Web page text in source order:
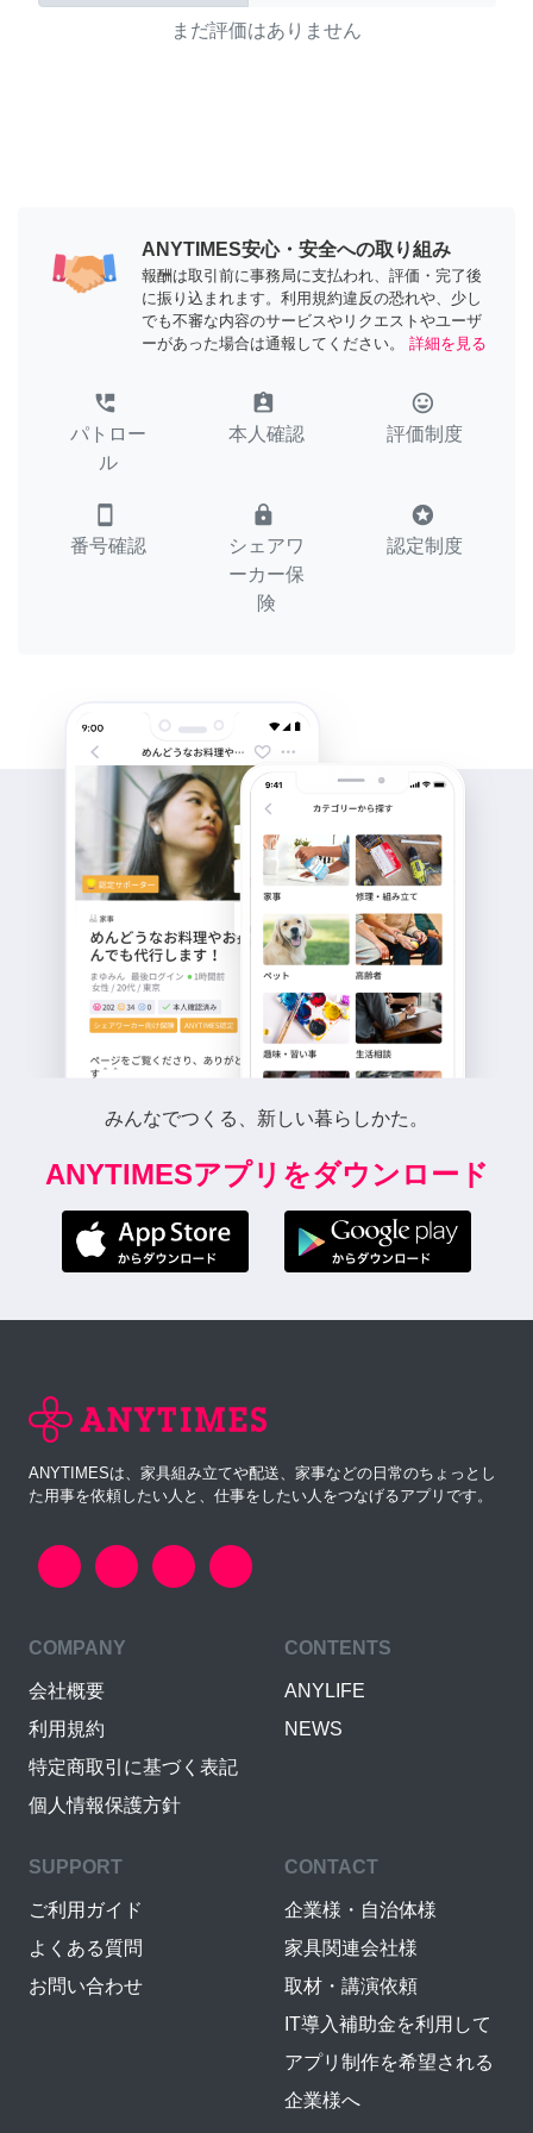
まだ評価はありません
ANYTIMES安心・安全への取り組み
報酬は取引前に事務局に支払われ、評価・完了後
に振り込まれます。利用規約違反の恐れや、少し
でも不審な内容のサービスやリクエストやユーザ
ーがあった場合は通報してください。
詳細を見る
perm_phone_msg
パトロー
ル
assignment_ind
本人確認
tag_faces
評価制度
smartphone
番号確認
lock
シェアワ
ーカー保
険
stars
認定制度
みんなでつくる、新しい暮らしかた。
ANYTIMESアプリをダウンロード
ANYTIMESは、家具組み立てや配送、家事などの日常のちょっとし
た用事を依頼したい人と、仕事をしたい人をつなげるアプリです。
COMPANY
会社概要
利用規約
特定商取引に基づく表記
個人情報保護方針
CONTENTS
ANYLIFE
NEWS
SUPPORT
ご利用ガイド
よくある質問
お問い合わせ
CONTACT
企業様・自治体様
家具関連会社様
取材・講演依頼
IT導入補助金を利用して
アプリ制作を希望される
企業様へ